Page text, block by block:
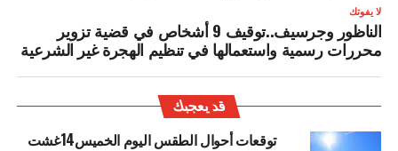
لا يفوتك
الناظور وجرسيف..توقيف 9 أشخاص في قضية تزوير
محررات رسمية واستعمالها في تنظيم الهجرة غير الشرعية
قد يعجبك
توقعات أحوال الطقس اليوم الخميس14غشت